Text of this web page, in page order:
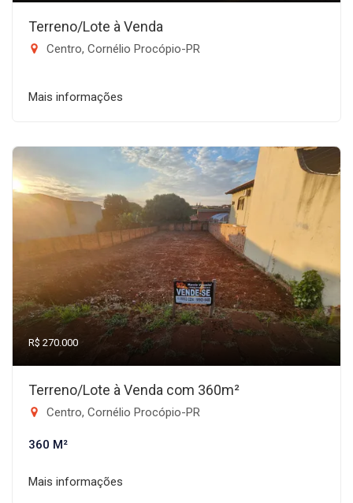
Terreno/Lote à Venda
Centro, Cornélio Procópio-PR
Mais informações
R$ 270.000
Terreno/Lote à Venda com 360m²
Centro, Cornélio Procópio-PR
360 M²
Mais informações